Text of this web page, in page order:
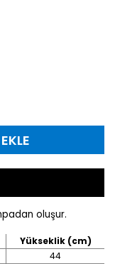
oluşur.
Yükseklik (cm)
44